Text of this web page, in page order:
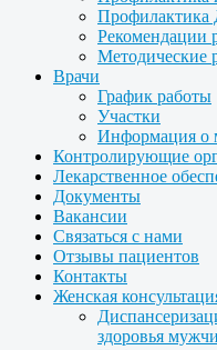
Профилактика
Рекомендации
Методические
Врачи
График работы
Участки
Информация о
Контролирующие
Лекарственное
Документы
Вакансии
Связаться с нами
Отзывы пациентов
Контакты
Женская
здоровья